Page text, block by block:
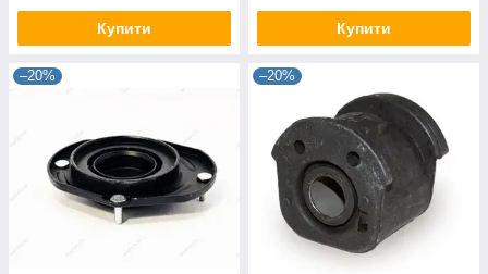
Купити Купити
–20% –20%